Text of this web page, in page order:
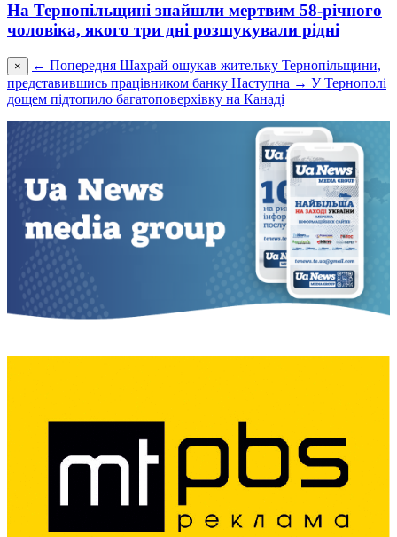
На Тернопільщині знайшли мертвим 58-річного
чоловіка, якого три дні розшукували рідні
× ← Попередня Шахрай ошукав жительку Тернопільщини,
представившись працівником банку Наступна → У Тернополі
дощем підтопило багатоповерхівку на Канаді